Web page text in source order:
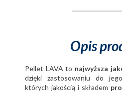
Opis
Pellet LAVA to najwyższa
dzięki zastosowaniu do
których jakością i składem